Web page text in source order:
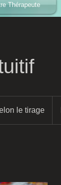
Thérapeute
le tirage